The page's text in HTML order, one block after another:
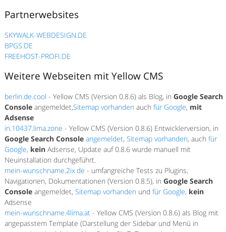
Partnerwebsites
SKYWALK-WEBDESIGN.DE
BPGS.DE
FREEHOST-PROFI.DE
Weitere Webseiten mit Yellow CMS
berlin.de.cool - Yellow CMS (Version 0.8.6) als Blog, inGoogle Search
Console angemeldet,Sitemap vorhanden auchfür Google, mit
Adsense
in.10437.lima.zone - Yellow CMS (Version 0.8.6) Entwicklerversion, in
Google Search Console angemeldet, Sitemap vorhanden, auchfür
Google, kein Adsense, Update auf 0.8.6 wurde manuell mit
Neuinstallation durchgeführt.
mein-wunschname.2ix.de - umfangreiche Tests zu Plugins,
Navigationen, Dokumentationen (Version 0.8.5), inGoogle Search
Console angemeldet, Sitemap vorhanden undfür Google, kein
Adsense
mein-wunschname.4lima.at - Yellow CMS (Version 0.8.6) als Blog mit
angepasstem Template (Darstellung der Sidebar und Menü in